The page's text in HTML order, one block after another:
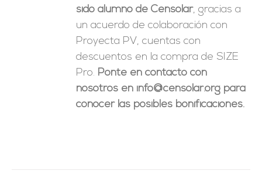
sido alumno de Censolar, gracias a
un acuerdo de colaboración con
Proyecta PV, cuentas con
descuentos en la compra de SIZE
Pro. Ponte en contacto con
nosotros en info@censolar.org para
conocer las posibles bonificaciones.